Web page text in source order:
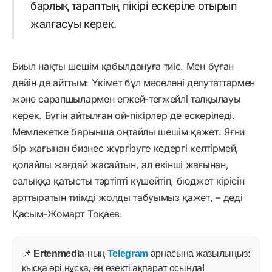
барлық тараптың пікірі ескеріле отырып
жалғасуы керек.
Биыл нақты шешім қабылдануға тиіс. Мен бұған
дейін де айттым: Үкімет бұл мәселені депутаттармен
және сарапшылармен егжей-тегжейлі талқылауы
керек. Бүгін айтылған ой-пікірлер де ескеріледі.
Мемлекетке барынша оңтайлы шешім қажет. Яғни
бір жағынан бизнес жүргізуге кедергі келтірмей,
қолайлы жағдай жасайтын, ал екінші жағынан,
салыққа қатысты тәртіпті күшейтіп, бюджет кірісін
арттыратын тиімді жолды табуымыз қажет, – деді
Қасым-Жомарт Тоқаев.
📌 Ertenmedia-ның Telegram арнасына жазылыңыз:
қысқа әрі нұсқа, ең өзекті ақпарат осында!